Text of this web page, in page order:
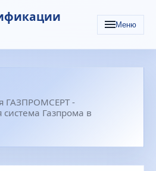
Меню
ГАЗПРОМСЕРТ -
Газпрома в